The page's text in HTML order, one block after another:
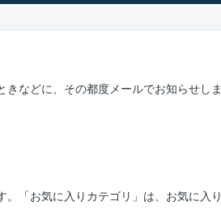
などに、その都度メールでお知らせしま
「お気に入りカテゴリ」は、お気に入り